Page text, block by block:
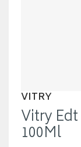
VITRY
Vitry
100Ml